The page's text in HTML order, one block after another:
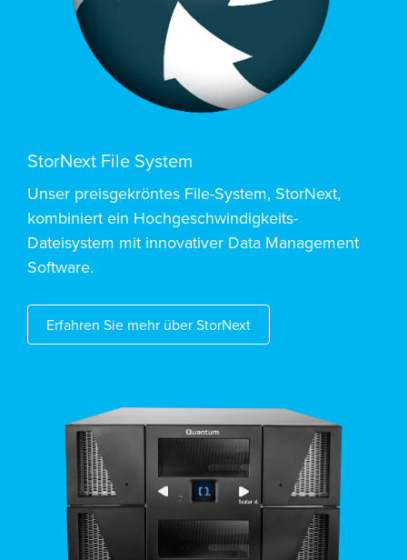
StorNext File System
Unser preisgekröntes File-System, StorNext,
kombiniert ein Hochgeschwindigkeits-
Dateisystem mit innovativer Data Management
Software.
Erfahren Sie mehr über StorNext